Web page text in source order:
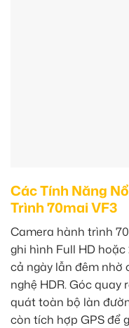
Các Tính Năng
Trình 70mai VF3
Camera hành trình
ghi hình Full HD
cả ngày lẫn đêm nhờ
nghệ HDR. Góc quay
quát toàn bộ làn
còn tích hợp GPS để